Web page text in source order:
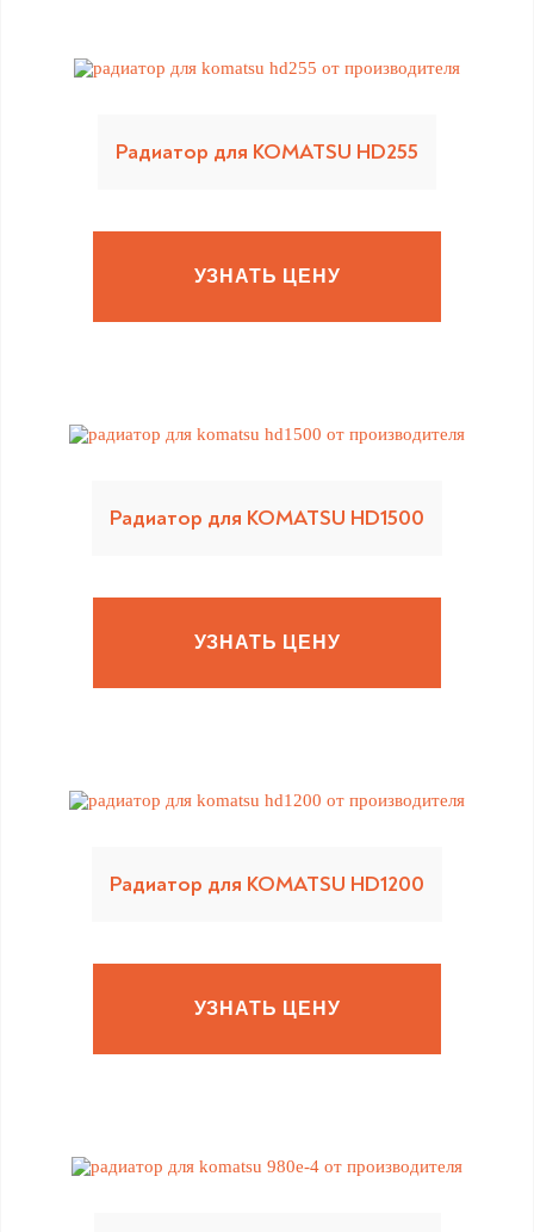
Радиатор для KOMATSU HD255
УЗНАТЬ ЦЕНУ
Радиатор для KOMATSU HD1500
УЗНАТЬ ЦЕНУ
Радиатор для KOMATSU HD1200
УЗНАТЬ ЦЕНУ